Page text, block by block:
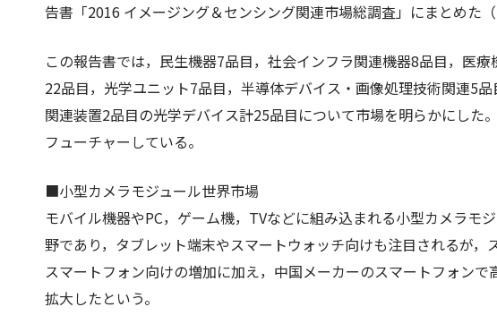
告書「2016 イメージング＆センシング関連市場総調査」にまとめた（
この報告書では，民生機器7品目，社会インフラ関連機器8品目，医
22品目，光学ユニット7品目，半導体デバイス・画像処理技術関連5
関連装置2品目の光学デバイス計25品目について市場を明らかにした
フューチャーしている。
■小型カメラモジュール世界市場
モバイル機器やPC，ゲーム機，TVなどに組み込まれる小型カメラモ
野であり，タブレット端末やスマートウォッチ向けも注目されるが
スマートフォン向けの増加に加え，中国メーカーのスマートフォン
拡大したという。